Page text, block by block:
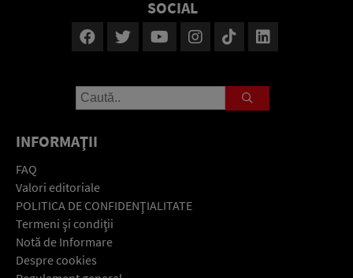
SOCIAL
INFORMAŢII
FAQ
Valori editoriale
POLITICA DE CONFIDENŢIALITATE
Termeni şi condiţii
Notă de Informare
Despre cookies